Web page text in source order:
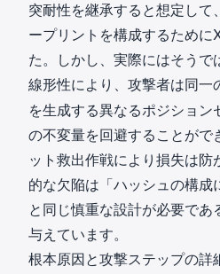
突耐性を継承すると想定して
ープリントを構成するために
た。しかし、実際にはそうで
線形性により、攻撃者は同一
を生成する異なるポジション
の不変量を回避することがで
ット救出作戦により損失は防
的な欠陥は「ハッシュの構成
と同じ慎重な設計が必要であ
与えています。
根本原因と攻撃ステップの詳